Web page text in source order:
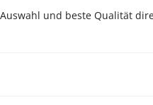
und beste Qualität